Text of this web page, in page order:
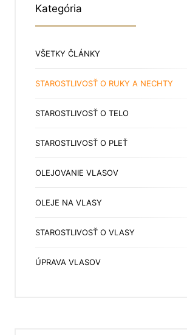
Kategória
VŠETKY ČLÁNKY
STAROSTLIVOSŤ O RUKY A NECHTY
STAROSTLIVOSŤ O TELO
STAROSTLIVOSŤ O PLEŤ
OLEJOVANIE VLASOV
OLEJE NA VLASY
STAROSTLIVOSŤ O VLASY
ÚPRAVA VLASOV